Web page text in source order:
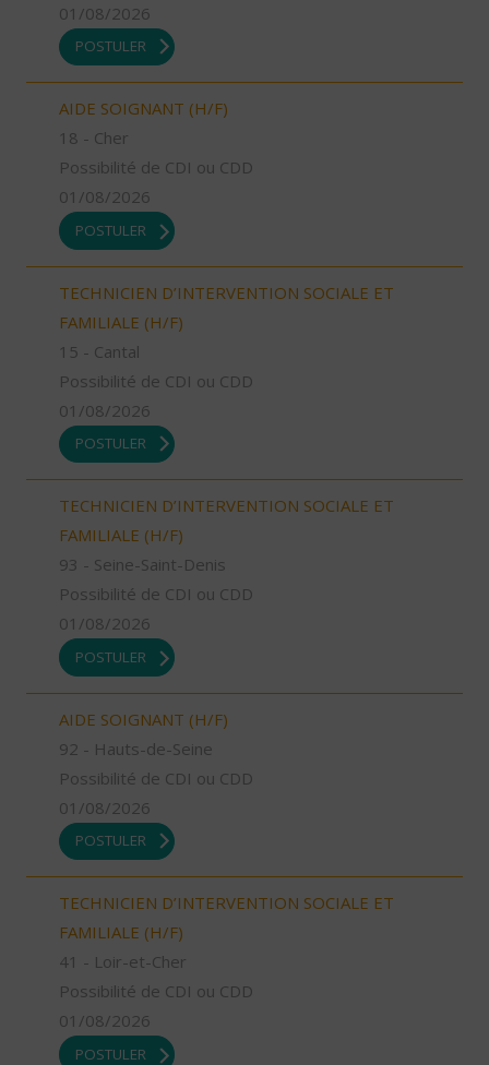
01/08/2026
POSTULER
AIDE SOIGNANT (H/F)
18 - Cher
Possibilité de CDI ou CDD
01/08/2026
POSTULER
TECHNICIEN D’INTERVENTION SOCIALE ET
FAMILIALE (H/F)
15 - Cantal
Possibilité de CDI ou CDD
01/08/2026
POSTULER
TECHNICIEN D’INTERVENTION SOCIALE ET
FAMILIALE (H/F)
93 - Seine-Saint-Denis
Possibilité de CDI ou CDD
01/08/2026
POSTULER
AIDE SOIGNANT (H/F)
92 - Hauts-de-Seine
Possibilité de CDI ou CDD
01/08/2026
POSTULER
TECHNICIEN D’INTERVENTION SOCIALE ET
FAMILIALE (H/F)
41 - Loir-et-Cher
Possibilité de CDI ou CDD
01/08/2026
POSTULER